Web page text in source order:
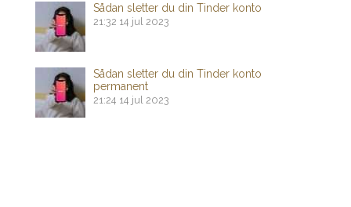
Sådan sletter du din Tinder konto
21:32 14 jul 2023
Sådan sletter du din Tinder konto
permanent
21:24 14 jul 2023